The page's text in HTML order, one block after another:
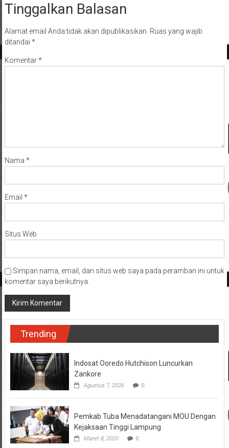
Tinggalkan Balasan
Alamat email Anda tidak akan dipublikasikan. Ruas yang wajib
ditandai *
Komentar*
Nama *
Email *
Situs Web
Simpan nama, email, dan situs web saya pada peramban ini untuk
komentar saya berikutnya.
Trending
Indosat Ooredo Hutchison Luncurkan
Zankore
Agustus 7, 2026 0
Pemkab Tuba Menadatangani MOU Dengan
Kejaksaan Tinggi Lampung
Maret 8, 2020 0